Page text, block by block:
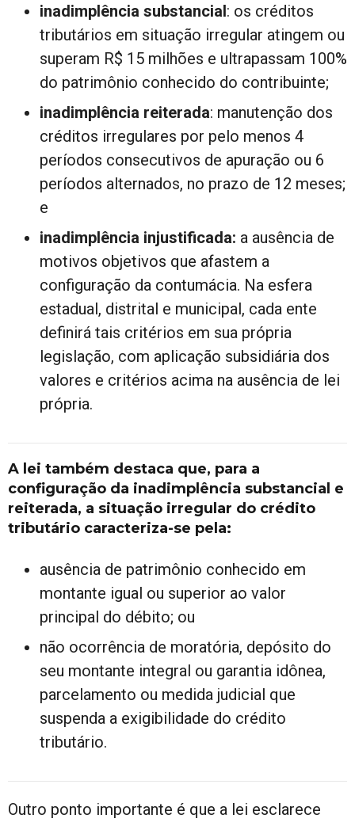
inadimplência substancial: os créditos
tributários em situação irregular atingem ou
superam R$ 15 milhões e ultrapassam 100%
do patrimônio conhecido do contribuinte;
inadimplência reiterada: manutenção dos
créditos irregulares por pelo menos 4
períodos consecutivos de apuração ou 6
períodos alternados, no prazo de 12 meses;
e
inadimplência injustificada: a ausência de
motivos objetivos que afastem a
configuração da contumácia. Na esfera
estadual, distrital e municipal, cada ente
definirá tais critérios em sua própria
legislação, com aplicação subsidiária dos
valores e critérios acima na ausência de lei
própria.
A lei também destaca que, para a
configuração da inadimplência substancial e
reiterada, a situação irregular do crédito
tributário caracteriza-se pela:
ausência de patrimônio conhecido em
montante igual ou superior ao valor
principal do débito; ou
não ocorrência de moratória, depósito do
seu montante integral ou garantia idônea,
parcelamento ou medida judicial que
suspenda a exigibilidade do crédito
tributário.
Outro ponto importante é que a lei esclarece